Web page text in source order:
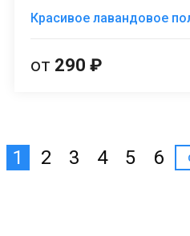
Красивое лавандовое
от 290 ₽
1 2 3 4 5 6